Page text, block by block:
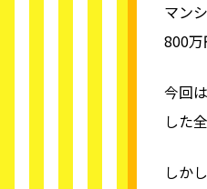
マン
800万
今回
した
しか